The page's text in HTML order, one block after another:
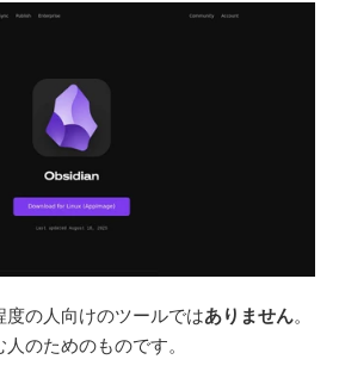
度の人向けのツールではありません。
のためのものです。